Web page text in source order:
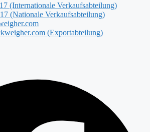
(Internationale Verkaufsabteilung)
(Nationale Verkaufsabteilung)
(Exportabteilung)